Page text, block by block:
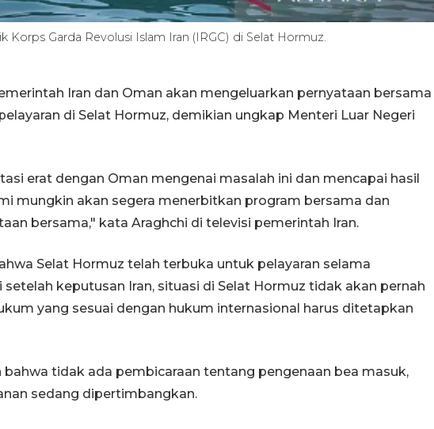
Korps Garda Revolusi Islam Iran (IRGC) di Selat Hormuz.
Iran dan Oman akan mengeluarkan pernyataan bersama
di Selat Hormuz, demikian ungkap Menteri Luar Negeri
erat dengan Oman mengenai masalah ini dan mencapai hasil
mungkin akan segera menerbitkan program bersama dan
bersama," kata Araghchi di televisi pemerintah Iran.
Selat Hormuz telah terbuka untuk pelayaran selama
keputusan Iran, situasi di Selat Hormuz tidak akan pernah
yang sesuai dengan hukum internasional harus ditetapkan
bahwa tidak ada pembicaraan tentang pengenaan bea masuk,
sedang dipertimbangkan.